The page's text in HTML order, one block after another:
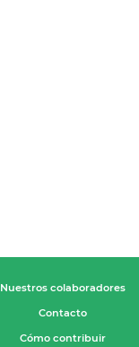
Nuestros colaboradores
Contacto
Cómo contribuir